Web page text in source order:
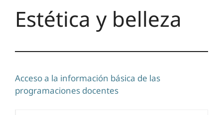
Estética y belleza
Acceso a la información básica de las
programaciones docentes